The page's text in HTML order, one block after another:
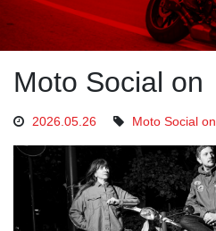
Moto Social on
2026.05.26 Moto Social on